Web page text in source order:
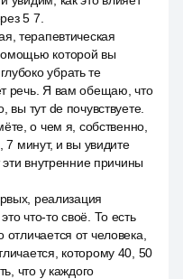
5 7.
терапевтическая
которой вы
убрать те
речь. Я вам обещаю, что
вы тут de почувствуете.
о чем я, собственно,
7 минут, и вы увидите
эти внутренние причины
реализация
что-то своё. То есть
от человека,
которому 40, 50
что у каждого